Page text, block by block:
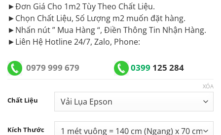
►Đơn Giá Cho 1m2 Tùy Theo Chất Liệu.
►Chọn Chất Liệu, Số Lượng m2 muốn đặt hàng.
►Nhấn nút ” Mua Hàng “, Điền Thông Tin Nhận Hàng.
►Liên Hệ Hotline 24/7, Zalo, Phone:
0979 999 679 0399 125 284
Chất Liệu
Kích Thước
XÓA